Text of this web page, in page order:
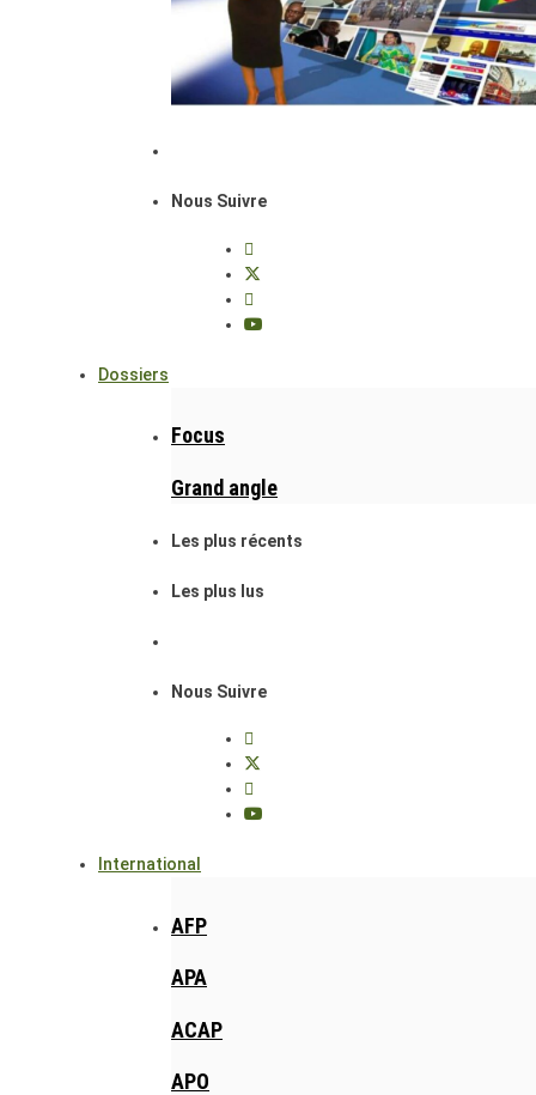
Nous Suivre
Dossiers
Focus
Grand angle
Les plus récents
Les plus lus
Nous Suivre
International
AFP
APA
ACAP
APO